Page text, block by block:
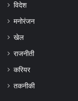
विदेश
मनोरंजन
खेल
राजनीती
करियर
तकनीकी